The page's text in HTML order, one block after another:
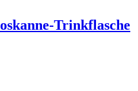
Trinkflasche